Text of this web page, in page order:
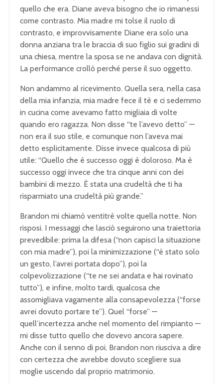
quello che era. Diane aveva bisogno che io rimanessi
come contrasto. Mia madre mi tolse il ruolo di
contrasto, e improvvisamente Diane era solo una
donna anziana tra le braccia di suo figlio sui gradini di
una chiesa, mentre la sposa se ne andava con dignità.
La performance crollò perché perse il suo oggetto.
Non andammo al ricevimento. Quella sera, nella casa
della mia infanzia, mia madre fece il tè e ci sedemmo
in cucina come avevamo fatto migliaia di volte
quando ero ragazza. Non disse “te l’avevo detto” —
non era il suo stile, e comunque non l’aveva mai
detto esplicitamente. Disse invece qualcosa di più
utile: “Quello che è successo oggi è doloroso. Ma è
successo oggi invece che tra cinque anni con dei
bambini di mezzo. È stata una crudeltà che ti ha
risparmiato una crudeltà più grande.”
Brandon mi chiamò ventitré volte quella notte. Non
risposi. I messaggi che lasciò seguirono una traiettoria
prevedibile: prima la difesa (“non capisci la situazione
con mia madre”), poi la minimizzazione (“è stato solo
un gesto, l’avrei portata dopo”), poi la
colpevolizzazione (“te ne sei andata e hai rovinato
tutto”), e infine, molto tardi, qualcosa che
assomigliava vagamente alla consapevolezza (“forse
avrei dovuto portare te”). Quel “forse” —
quell’incertezza anche nel momento del rimpianto —
mi disse tutto quello che dovevo ancora sapere.
Anche con il senno di poi, Brandon non riusciva a dire
con certezza che avrebbe dovuto scegliere sua
moglie uscendo dal proprio matrimonio.